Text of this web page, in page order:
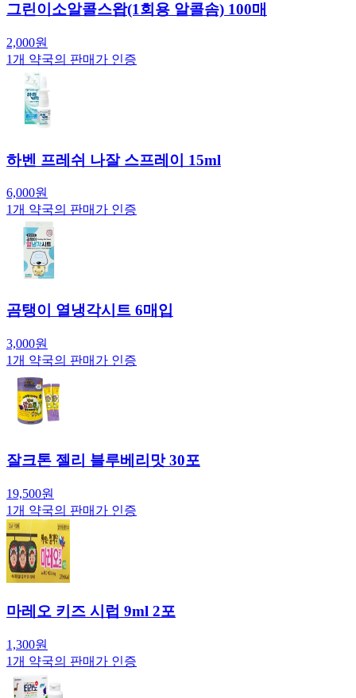
그린이소알콜스왑(1회용 알콜솜) 100매
2,000원
1개 약국의 판매가 인증
하벤 프레쉬 나잘 스프레이 15ml
6,000원
1개 약국의 판매가 인증
곰탱이 열냉각시트 6매입
3,000원
1개 약국의 판매가 인증
잘크톤 젤리 블루베리맛 30포
19,500원
1개 약국의 판매가 인증
마레오 키즈 시럽 9ml 2포
1,300원
1개 약국의 판매가 인증